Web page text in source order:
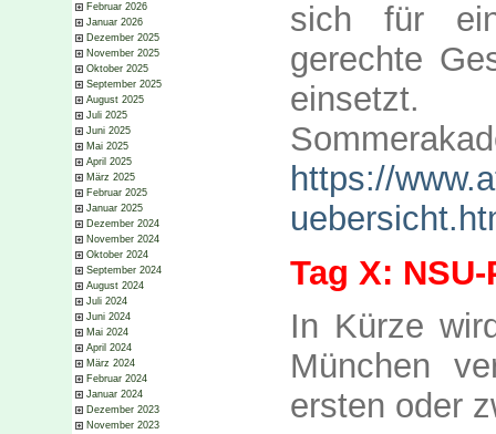
Februar 2026
Januar 2026
Dezember 2025
November 2025
Oktober 2025
September 2025
August 2025
Juli 2025
Juni 2025
Mai 2025
April 2025
März 2025
Februar 2025
Januar 2025
Dezember 2024
November 2024
Oktober 2024
September 2024
August 2024
Juli 2024
Juni 2024
Mai 2024
April 2024
März 2024
Februar 2024
Januar 2024
Dezember 2023
November 2023
sich für
gerechte
https://
Tag X:
In Kürze
München
ersten oder